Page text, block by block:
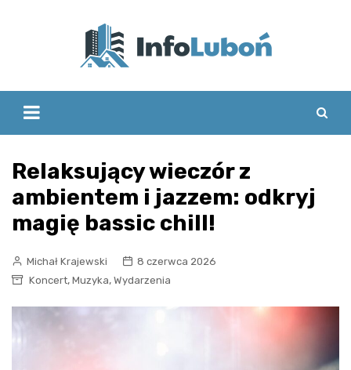
Relaksujący wieczór z
ambientem i jazzem: odkryj
magię bassic chill!
Michał Krajewski
8 czerwca 2026
Koncert, Muzyka, Wydarzenia